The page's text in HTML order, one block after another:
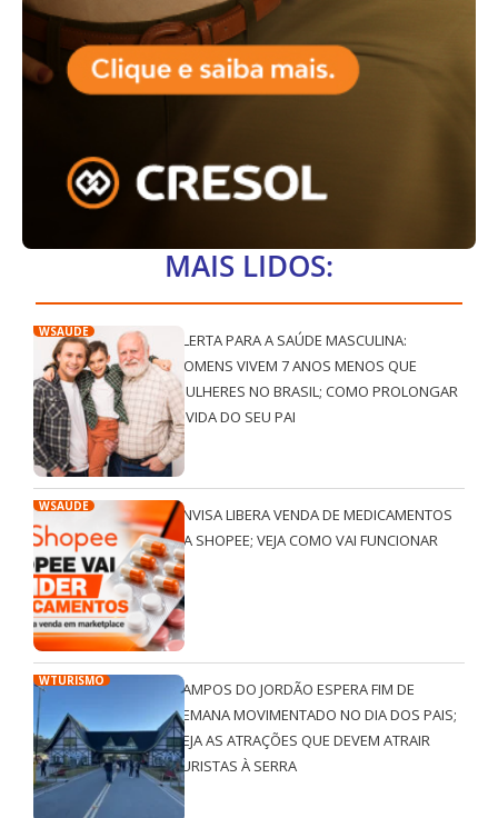
MAIS LIDOS:
WSAÚDE
ALERTA PARA A SAÚDE MASCULINA:
HOMENS VIVEM 7 ANOS MENOS QUE
MULHERES NO BRASIL; COMO PROLONGAR
A VIDA DO SEU PAI
WSAÚDE
ANVISA LIBERA VENDA DE MEDICAMENTOS
NA SHOPEE; VEJA COMO VAI FUNCIONAR
WTURISMO
CAMPOS DO JORDÃO ESPERA FIM DE
SEMANA MOVIMENTADO NO DIA DOS PAIS;
VEJA AS ATRAÇÕES QUE DEVEM ATRAIR
TURISTAS À SERRA